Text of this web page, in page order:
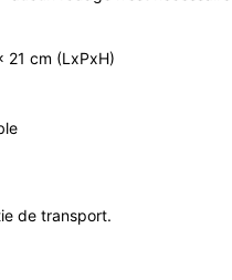
21 cm (LxPxH)
de transport.